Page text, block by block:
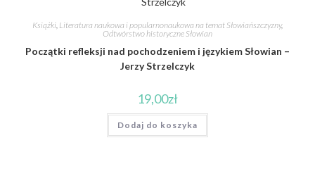
Książki Literatura naukowa i popularnonaukowa na temat Słowiańszczyzny,
Odtwórstwo historyczne Słowian
Początki refleksji nad pochodzeniem i językiem Słowian –
Jerzy Strzelczyk
19,00zł
Dodaj do koszyka